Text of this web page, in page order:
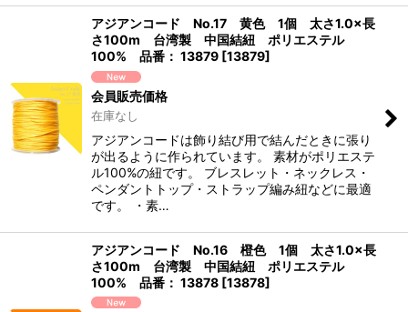
アジアンコード No.17 黄色 1個 太さ1.0×長
さ100m 台湾製 中国結紐 ポリエステル
100% 品番： 13879 [13879]
会員販売価格
在庫なし
アジアンコードは飾り結び用で結んだときに張り
が出るように作られています。 素材がポリエステ
ル100%の紐です。 ブレスレット・ネックレス・
ペンダントトップ・ストラップ編み紐などに最適
です。 ・素…
アジアンコード No.16 橙色 1個 太さ1.0×長
さ100m 台湾製 中国結紐 ポリエステル
100% 品番： 13878 [13878]